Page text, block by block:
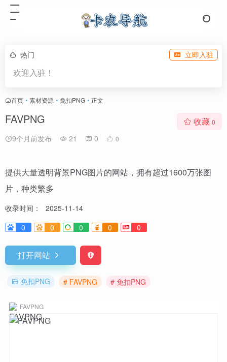
热门 立即入驻
欢迎入驻！
首页 • 素材资源 • 免扣PNG • 正文
FAVPNG
9个月前发布 21 0 0
收藏 0
提供大量透明背景PNG图片的网站，拥有超过1600万张图
片，种类繁多
收录时间：
2025-11-14
0
0 0 0 0
打开网站
免扣PNG # FAVPNG # 免扣PNG
FAVPNG